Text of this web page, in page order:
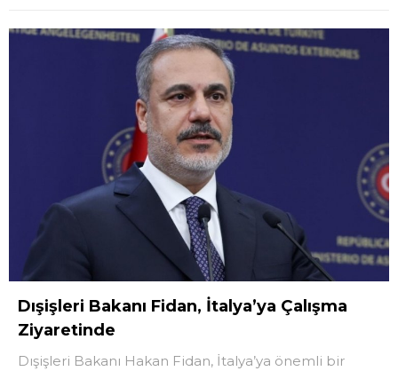
Dışişleri Bakanı Fidan, İtalya’ya Çalışma
Ziyaretinde
Dışişleri Bakanı Hakan Fidan, İtalya’ya önemli bir